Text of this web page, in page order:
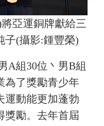
亞運銅牌獻給三
子(攝影:鍾豐榮)
A組30位丶男B組
為了獎勵青少年
運動能更加蓬勃
獎勵。去年首屆